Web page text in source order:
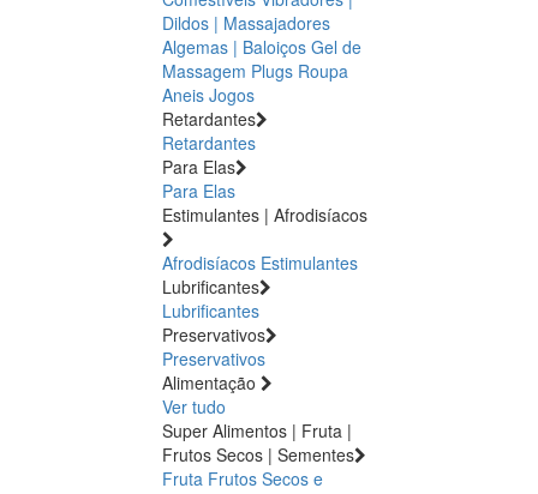
Dildos | Massajadores
Algemas | Baloiços Gel de
Massagem Plugs Roupa
Aneis Jogos
Retardantes
Retardantes
Para Elas
Para Elas
Estimulantes | Afrodisíacos
Afrodisíacos Estimulantes
Lubrificantes
Lubrificantes
Preservativos
Preservativos
Alimentação
Ver tudo
Super Alimentos | Fruta |
Frutos Secos | Sementes
Fruta Frutos Secos e